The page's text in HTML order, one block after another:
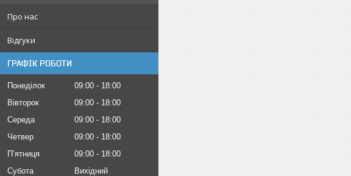
Про нас
Відгуки
ГРАФІК РОБОТИ
Понеділок 09:00
18:00
Вівторок
09:00
18:00
Середа
09:00
18:00
Четвер
09:00
18:00
Пʼятниця
09:00
18:00
Субота
Вихідний